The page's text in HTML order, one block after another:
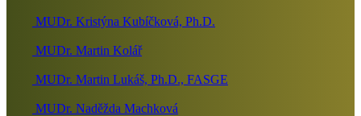
MUDr. Kristýna Kubíčková, Ph.D.
MUDr. Martin Kolář
MUDr. Martin Lukáš, Ph.D., FASGE
MUDr. Naděžda Machková